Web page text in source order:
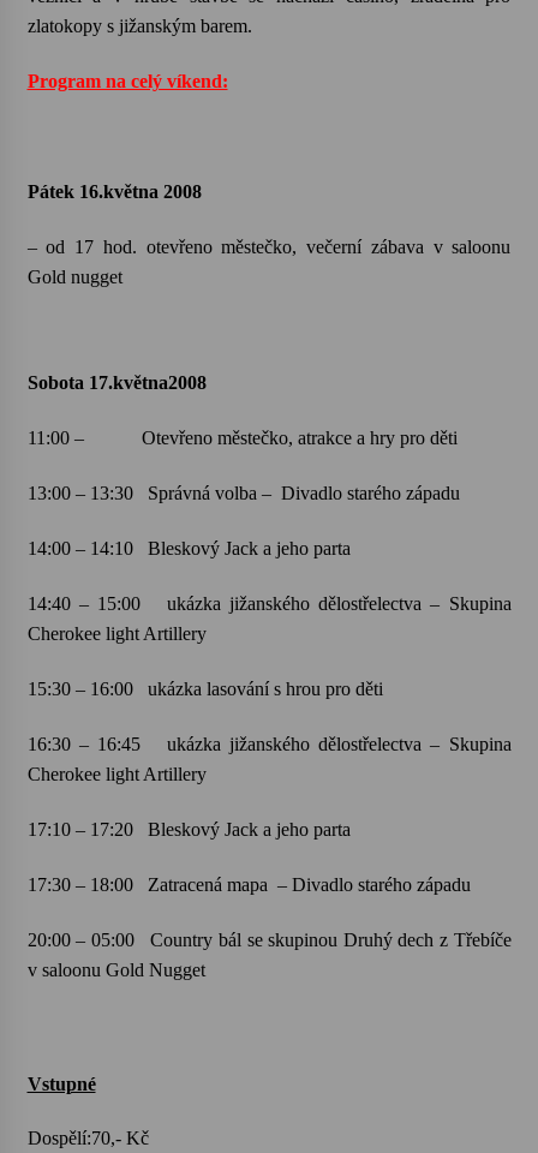
Vysočinka
odkaz Josefa Čapka
3. 7. 2026
Petr Adamec – Malovaný svět
zlatokopy s jižanským barem.
Program na celý víkend:
Pátek 16.května 2008
– od 17 hod. otevřeno městečko, večerní zábava v saloonu
Gold nugget
Sobota 17.května2008
11:00 – Otevřeno městečko, atrakce a hry pro děti
13:00 – 13:30 Správná volba – Divadlo starého západu
14:00 – 14:10 Bleskový Jack a jeho parta
14:40 – 15:00
ukázka jižanského dělostřelectva – Skupina
Cherokee light Artillery
15:30 – 16:00 ukázka lasování s hrou pro děti
16:30 – 16:45
ukázka jižanského dělostřelectva – Skupina
Cherokee light Artillery
17:10 – 17:20 Bleskový Jack a jeho parta
17:30 – 18:00 Zatracená mapa – Divadlo starého západu
20:00 – 05:00
Country bál se skupinou Druhý dech z Třebíče
v saloonu Gold Nugget
Vstupné
Dospělí:70,- Kč